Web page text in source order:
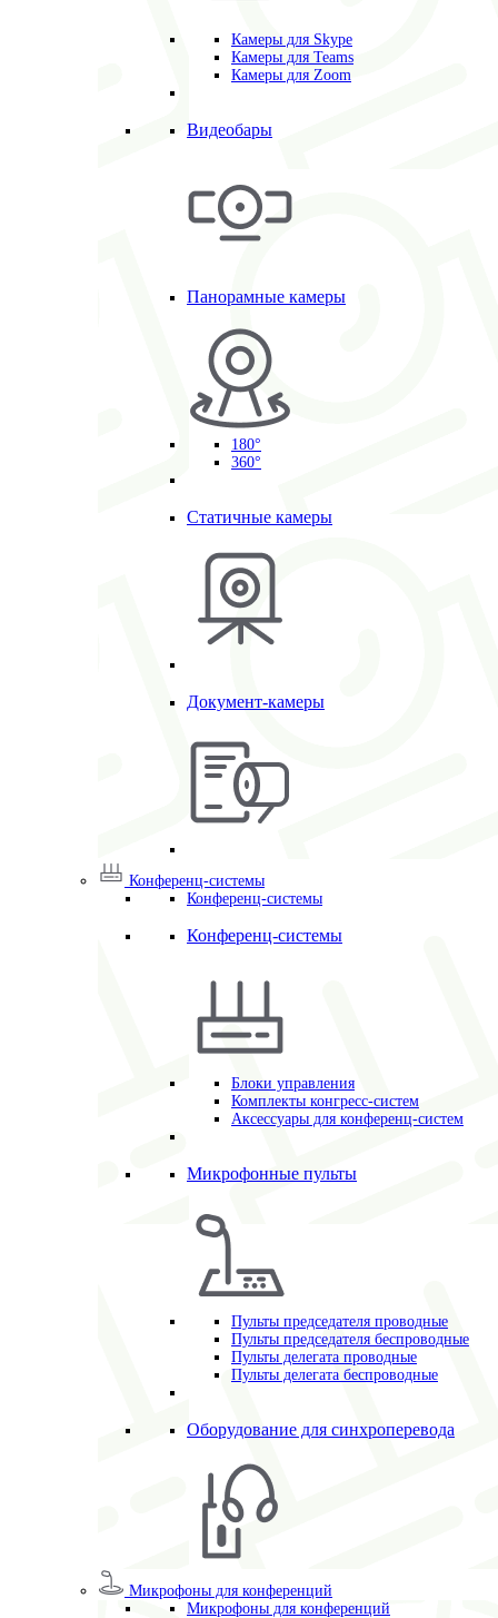
Камеры для Skype
Камеры для Teams
Камеры для Zoom
Видеобары
Панорамные камеры
180°
360°
Статичные камеры
Документ-камеры
Конференц-системы
Конференц-системы
Конференц-системы
Блоки управления
Комплекты конгресс-систем
Аксессуары для конференц-систем
Микрофонные пульты
Пульты председателя проводные
Пульты председателя беспроводные
Пульты делегата проводные
Пульты делегата беспроводные
Оборудование для синхроперевода
Микрофоны для конференций
Микрофоны для конференций